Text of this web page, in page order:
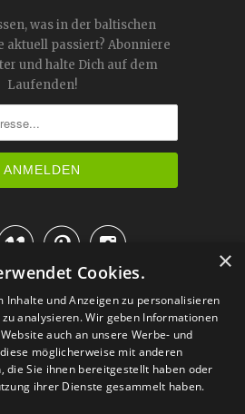
was in der baltischen
aktuell passiert? Abonniere
und halte Dich auf dem
Laufenden!
 ×
Cookies.
Inhalte und Anzeigen zu personalisieren
analysieren. Wir geben Informationen
auch an unsere Werbe- und
möglicherweise mit anderen
die Sie ihnen bereitgestellt haben oder
ihrer Dienste gesammelt haben.